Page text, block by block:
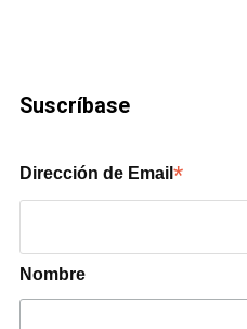
Suscríbase
Dirección de Email*
Nombre